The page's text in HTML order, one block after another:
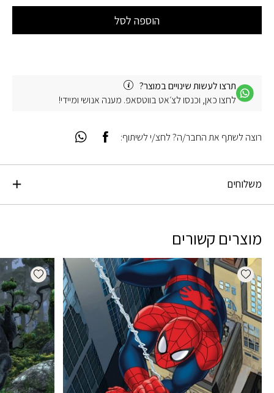
הוספה לסל
תרצו לעשות שינויים במוצר?
לחצו כאן, וכנסו לצ׳אט בווטסאפ. מענה אנושי ומיידי!
משלוחים
רוצה לשתף את החבר/ה? לחצ/י לשיתוף:
מוצרים קשורים
Add wishlist
wishlist